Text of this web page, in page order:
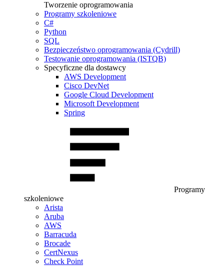
Tworzenie oprogramowania
Programy szkoleniowe
C#
Python
SQL
Bezpieczeństwo oprogramowania (Cydrill)
Testowanie oprogramowania (ISTQB)
Specyficzne dla dostawcy
AWS Development
Cisco DevNet
Google Cloud Development
Microsoft Development
Spring
Programy
szkoleniowe
Arista
Aruba
AWS
Barracuda
Brocade
CertNexus
Check Point